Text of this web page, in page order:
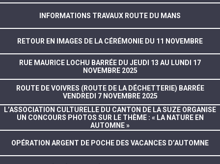
INFORMATIONS TRAVAUX ROUTE DU MANS
RETOUR EN IMAGES DE LA CÉRÉMONIE DU 11 NOVEMBRE
RUE MAURICE LOCHU BARRÉE DU JEUDI 13 AU LUNDI 17
NOVEMBRE 2025
ROUTE DE VOIVRES (ROUTE DE LA DÉCHETTERIE) BARRÉE
VENDREDI 7 NOVEMBRE 2025
L’ASSOCIATION CULTURELLE DU CANTON DE LA SUZE ORGANISE
UN CONCOURS PHOTOS SUR LE THÈME : « LA NATURE EN
AUTOMNE »
OPÉRATION ARGENT DE POCHE DES VACANCES D’AUTOMNE